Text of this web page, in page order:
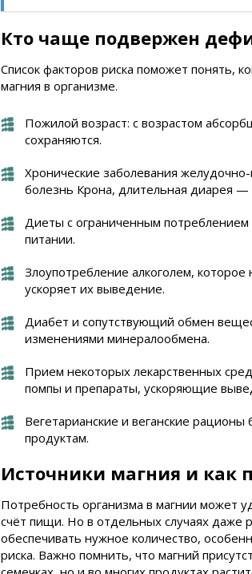
Кто чаще подвержен
Список факторов риска поможет понять,
магния в организме.
Пожилой возраст: с возрастом
сохраняются.
Хронические заболевания
болезнь Крона, длительная диарея —
Диеты с ограниченным потреблением
питании.
Злоупотребление алкоголем,
ускоряет их выведение.
Диабет и сопутствующий обмен
изменениями минералообмена.
Прием некоторых лекарственных
помпы и препараты, ускоряющие
Вегетарианские и веганские
продуктам.
Источники магния и как
Потребность организма в магнии может
счёт пищи. Но в отдельных случаях даже
обеспечивать нужное количество,
риска. Важно помнить, что магний